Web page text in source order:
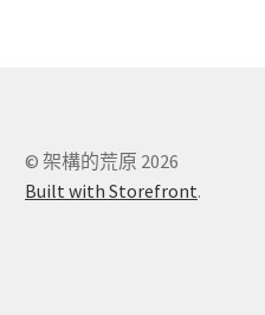
© 架構的荒原 2026
Built with Storefront.